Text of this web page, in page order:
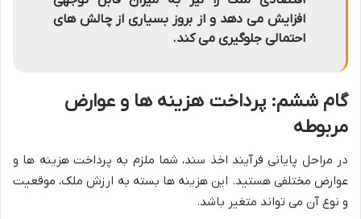
افزایش می دهد و از بروز بسیاری از چالش های
احتمالی جلوگیری می کند.
گام ششم: پرداخت هزینه ها و عوارض
مربوطه
در مراحل پایانی فرآیند اخذ سند، شما ملزم به پرداخت هزینه ها و
عوارض مختلفی هستید. این هزینه ها بسته به ارزش ملک، موقعیت
و نوع آن می تواند متغیر باشد.